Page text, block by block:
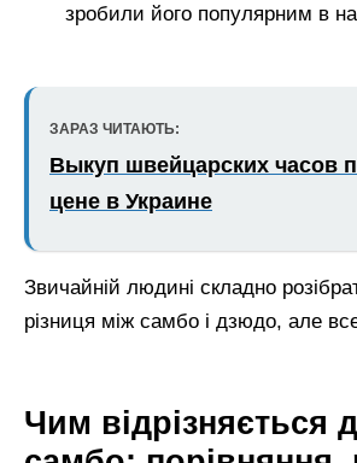
зробили його популярним в
ЗАРАЗ ЧИТАЮТЬ:
Выкуп швейцарских часов
цене в Украине
Звичайній людині складно
різниця між самбо і дзюдо, але
Чим відрізняється